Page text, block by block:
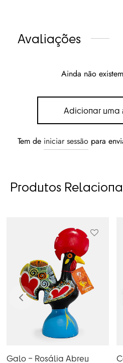
Avaliações
Ainda não
Adicionar
Tem de iniciar sessão para
Produtos
Galo – Rosália Abreu